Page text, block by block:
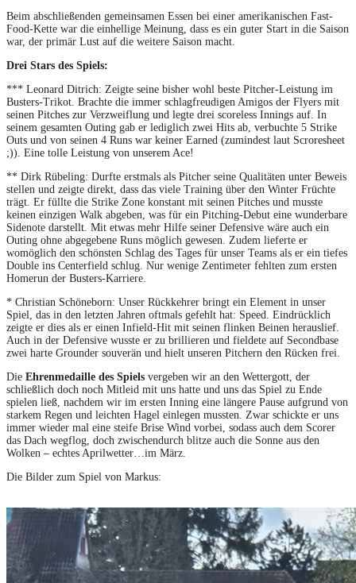
Beim abschließenden gemeinsamen Essen bei einer amerikanischen Fast-
Food-Kette war die einhellige Meinung, dass es ein guter Start in die Saison
war, der primär Lust auf die weitere Saison macht.
Drei Stars des Spiels:
*** Leonard Ditrich: Zeigte seine bisher wohl beste Pitcher-Leistung im
Busters-Trikot. Brachte die immer schlagfreudigen Amigos der Flyers mit
seinen Pitches zur Verzweiflung und legte drei scoreless Innings auf. In
seinem gesamten Outing gab er lediglich zwei Hits ab, verbuchte 5 Strike
Outs und von seinen 4 Runs war keiner Earned (zumindest laut Scroresheet
;)). Eine tolle Leistung von unserem Ace!
** Dirk Rübeling: Durfte erstmals als Pitcher seine Qualitäten unter Beweis
stellen und zeigte direkt, dass das viele Training über den Winter Früchte
trägt. Er füllte die Strike Zone konstant mit seinen Pitches und musste
keinen einzigen Walk abgeben, was für ein Pitching-Debut eine wunderbare
Sidenote darstellt. Mit etwas mehr Hilfe seiner Defensive wäre auch ein
Outing ohne abgegebene Runs möglich gewesen. Zudem lieferte er
womöglich den schönsten Schlag des Tages für unser Teams als er ein tiefes
Double ins Centerfield schlug. Nur wenige Zentimeter fehlten zum ersten
Homerun der Busters-Karriere.
* Christian Schöneborn: Unser Rückkehrer bringt ein Element in unser
Spiel, das in den letzten Jahren oftmals gefehlt hat: Speed. Eindrücklich
zeigte er dies als er einen Infield-Hit mit seinen flinken Beinen herauslief.
Auch in der Defensive wusste er zu brillieren und fieldete auf Secondbase
zwei harte Grounder souverän und hielt unseren Pitchern den Rücken frei.
Die Ehrenmedaille des Spiels vergeben wir an den Wettergott, der
schließlich doch noch Mitleid mit uns hatte und uns das Spiel zu Ende
spielen ließ, nachdem wir im ersten Inning eine längere Pause aufgrund von
starkem Regen und leichten Hagel einlegen mussten. Zwar schickte er uns
immer wieder mal eine steife Brise Wind vorbei, sodass auch dem Scorer
das Dach wegflog, doch zwischendurch blitze auch die Sonne aus den
Wolken – echtes Aprilwetter…im März.
Die Bilder zum Spiel von Markus: